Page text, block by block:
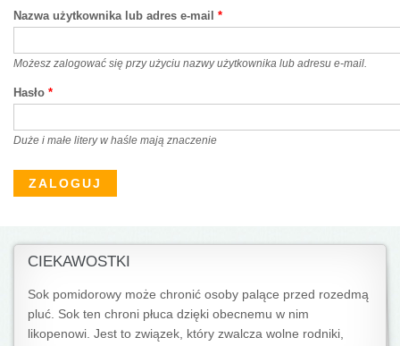
Nazwa użytkownika lub adres e-mail *
Możesz zalogować się przy użyciu nazwy użytkownika lub adresu e-mail.
Hasło *
Duże i małe litery w haśle mają znaczenie
CIEKAWOSTKI
Sok pomidorowy może chronić osoby palące przed rozedmą
pluć. Sok ten chroni płuca dzięki obecnemu w nim
likopenowi. Jest to związek, który zwalcza wolne rodniki,